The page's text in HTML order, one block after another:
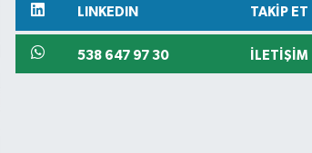
LINKEDIN TAKIP ET
538 647 97 30 İLETIŞIM